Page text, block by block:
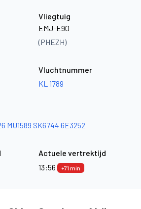
Vliegtuig
EMJ-E90
(PHEZH)
Vluchtnummer
KL 1789
MU1589 SK6744 6E3252
Actuele vertrektijd
13:56
+71 min